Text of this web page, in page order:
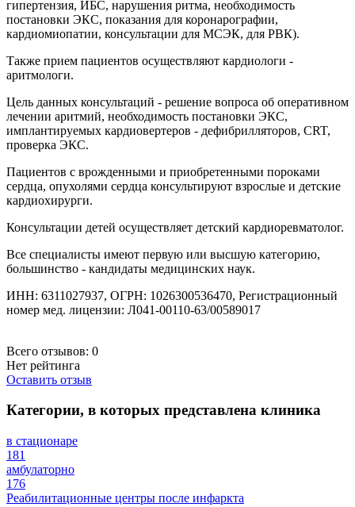
гипертензия, ИБС, нарушения ритма, необходимость
постановки ЭКС, показания для коронарографии,
кардиомиопатии, консультации для МСЭК, для РВК).
Также прием пациентов осуществляют кардиологи -
аритмологи.
Цель данных консультаций - решение вопроса об оперативном
лечении аритмий, необходимость постановки ЭКС,
имплантируемых кардиовертеров - дефибрилляторов, CRT,
проверка ЭКС.
Пациентов с врожденными и приобретенными пороками
сердца, опухолями сердца консультируют взрослые и детские
кардиохирурги.
Консультации детей осуществляет детский кардиоревматолог.
Все специалисты имеют первую или высшую категорию,
большинство - кандидаты медицинских наук.
ИНН: 6311027937, ОГРН: 1026300536470, Регистрационный
номер мед. лицензии: Л041-00110-63/00589017
Всего отзывов: 0
Нет рейтинга
Оставить отзыв
Категории, в которых представлена клиника
в стационаре
181
амбулаторно
176
Реабилитационные центры после инфаркта